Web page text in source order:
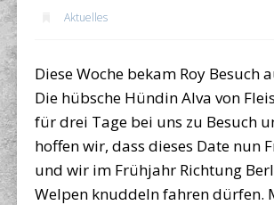
Aktuelles
Diese Woche bekam Roy Besuch
Die hübsche Hündin Alva von
für drei Tage bei uns zu Besuch
hoffen wir, dass dieses Date nun
und wir im Frühjahr Richtung
Welpen knuddeln fahren dürfen.